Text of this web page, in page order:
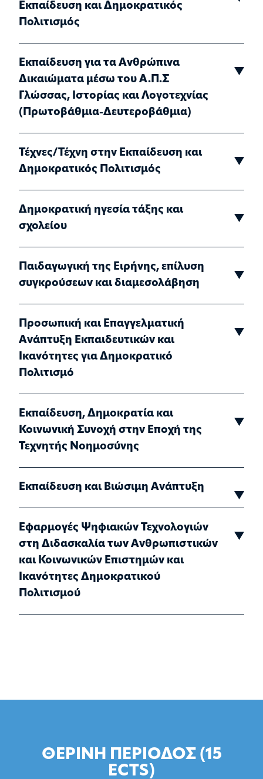
Εκπαίδευση και Δημοκρατικός
Πολιτισμός
Εκπαίδευση για τα Ανθρώπινα
Δικαιώματα μέσω του Α.Π.Σ
Γλώσσας, Ιστορίας και Λογοτεχνίας
(Πρωτοβάθμια-Δευτεροβάθμια)
Τέχνες/Τέχνη στην Εκπαίδευση και
Δημοκρατικός Πολιτισμός
Δημοκρατική ηγεσία τάξης και
σχολείου
Παιδαγωγική της Ειρήνης, επίλυση
συγκρούσεων και διαμεσολάβηση
Προσωπική και Επαγγελματική
Ανάπτυξη Εκπαιδευτικών και
Ικανότητες για Δημοκρατικό
Πολιτισμό
Εκπαίδευση, Δημοκρατία και
Κοινωνική Συνοχή στην Εποχή της
Τεχνητής Νοημοσύνης
Εκπαίδευση και Βιώσιμη Ανάπτυξη
Εφαρμογές Ψηφιακών Τεχνολογιών
στη Διδασκαλία των Ανθρωπιστικών
και Κοινωνικών Επιστημών και
Ικανότητες Δημοκρατικού
Πολιτισμού
ΘΕΡΙΝΗ ΠΕΡΙΟΔΟΣ (15
ECTS)